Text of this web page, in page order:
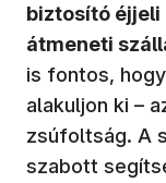
biztosító éjjeli
átmeneti
is fontos,
alakuljon ki –
zsúfoltság. A
szabott